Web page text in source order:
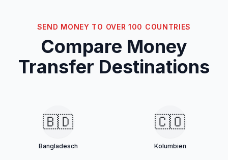
SEND MONEY TO OVER 100 COUNTRIES
Compare Money
Transfer Destinations
🇧🇩
Bangladesch
🇨🇴
Kolumbien